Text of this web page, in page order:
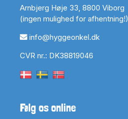
Arnbjerg Høje 33, 8800 Viborg
(ingen mulighed for afhentning!)
info@hyggeonkel.dk
CVR nr.: DK38819046
Følg os online